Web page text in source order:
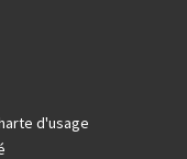
d'usage